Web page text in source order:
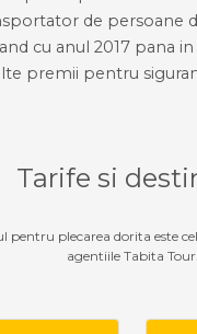
de persoane
cu anul 2017 pana
premii pentru
Tarife si
plecarea dorita este
agentiile Tabita Tour.